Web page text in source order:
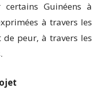
Guinéens à
à travers les
peur, à travers les